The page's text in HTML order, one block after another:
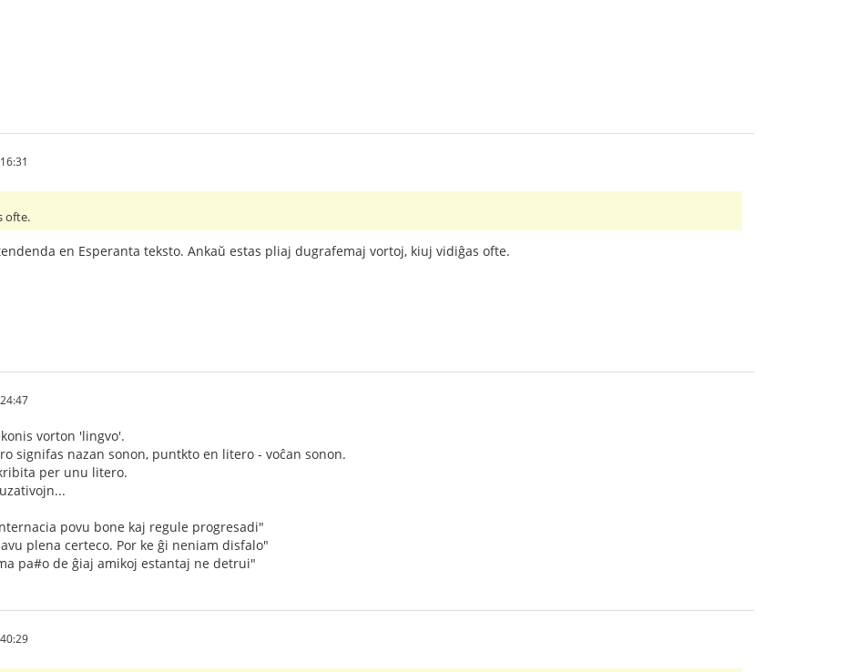
ofte.
en Esperanta teksto. Ankaŭ estas pliaj dugrafemaj vortoj, kiuj vidiĝas ofte.
vorton 'lingvo'.
signifas nazan sonon, puntkto en litero - voĉan sonon.
per unu litero.
povu bone kaj regule progresadi"
plena certeco. Por ke ĝi neniam disfalo"
pa#o de ĝiaj amikoj estantaj ne detrui"